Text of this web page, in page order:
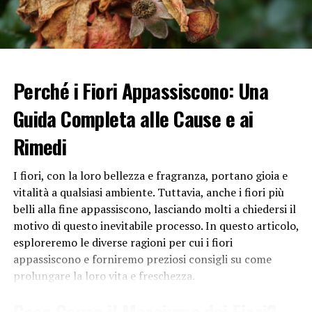
anche gravi implicazioni sulla salute. L’eccesso di peso è
associato a un aumento del rischio di malattie cardiache,
ictus, diabete di tipo 2 e persino alcuni tipi di cancro.
D’altro canto, mangiare troppo poco può portare a
problemi di salute come la malnutrizione e l’anoressia.
Queste condizioni possono avere effetti devastanti sul
corpo e sulla mente, compromettendo il funzionamento
degli organi vitali e portando a gravi disturbi emotivi.
La Cultura Alimentare
La relazione traciboe peso corporeo è influenzata
anche dalla cultura alimentare di una società. In molte
culture, il cibo è associato a celebrazioni, tradizioni e
persino identità nazionale. Tuttavia, alcune di queste
tradizioni culinarie possono essere poco salutari se
Perché i Fiori Appassiscono: Una
Guida Completa alle Cause e ai
Rimedi
I fiori, con la loro bellezza e fragranza, portano gioia e
vitalità a qualsiasi ambiente. Tuttavia, anche i fiori più
belli alla fine appassiscono, lasciando molti a chiedersi il
motivo di questo inevitabile processo. In questo articolo,
esploreremo le diverse ragioni per cui i fiori
appassiscono e forniremo preziosi consigli su come
prolungare la loro vita e freschezza.